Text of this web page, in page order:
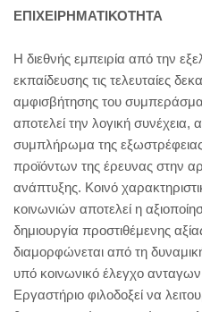
ΕΠΙΧΕΙΡΗΜΑΤΙΚΟΤΗΤΑ
Η διεθνής εμπειρία από την
εκπαίδευσης τις τελευταίες
αμφισβήτησης του
αποτελεί την λογική συνέχεια,
συμπλήρωμα της
προϊόντων της έρευνας στην
ανάπτυξης. Κοινό
κοινωνιών αποτελεί η
δημιουργία προστιθέμενης
διαμορφώνεται από τη
υπό κοινωνικό έλεγχο
Εργαστήριο φιλοδοξεί να